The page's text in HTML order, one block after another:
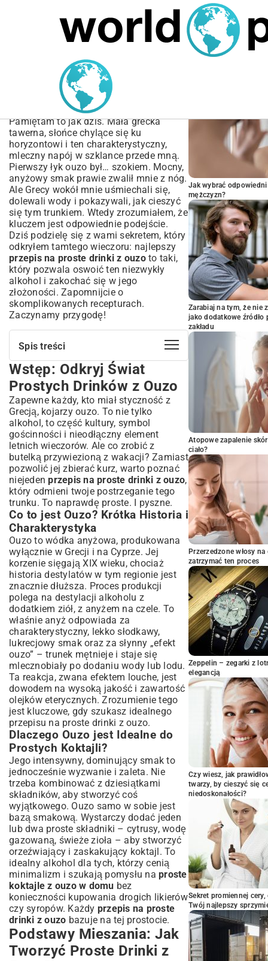
MARIUSZ ŁAMAGA 05.10.2025
Przepis na Proste Drinki z
Ouzo – Szybkie Koktajle w
Pamiętam to jak dziś. Mała grecka
tawerna, słońce chylące się ku
horyzontowi i ten charakterystyczny,
mleczny napój w szklance przede mną.
Pierwszy łyk ouzo był… szokiem. Mocny,
anyżowy smak prawie zwalił mnie z nóg.
Ale Grecy wokół mnie uśmiechali się,
dolewali wody i pokazywali, jak cieszyć
się tym trunkiem. Wtedy zrozumiałem, że
kluczem jest odpowiednie podejście.
Dziś podzielę się z wami sekretem, który
odkryłem tamtego wieczoru: najlepszy
przepis na proste drinki z ouzoto taki,
który pozwala oswoić ten niezwykły
alkohol i zakochać się w jego
złożoności. Zapomnijcie o
skomplikowanych recepturach.
Zaczynamy przygodę!
Spis treści
Wstęp: Odkryj Świat Prostych Drinków z
Ouzo
Co to jest Ouzo? Krótka Historia i
Charakterystyka
Dlaczego Ouzo jest Idealne do Prostych
Koktajli?
Podstawy Mieszania: Jak Tworzyć
Proste Drinki z Ouzo?
Składniki, Które Zawsze Masz pod Ręką
Proporcje dla Początkujących: Idealny
Balans Smaku
Przepis na Klasyczne Ouzo z Wodą i Lodem
Ulubione Przepisy na Szybkie Drinki z
Ouzo
Orzeźwiający Ouzo Lemonade
Ouzo & Tonic: Prosty Koktajl z Bąbelkami
Grecki Zachód Słońca: Ouzo z Sokiem
Pomarańczowym
Eksperymentuj z Owocami: Ouzo z Sokami
Egzotycznymi
Sekrety Smaku: Jak Udoskonalić Proste
Drinki z Ouzo?
Wybór Odpowiedniego Ouzo: Różnice
Między Markami
Znaczenie Lodu i Szklanek
Dekoracje i Dodatki: Od Cytrusów po Oliwy
Jak Złagodzić Smak Ouzo? Porady dla
Wrażliwych Podniebień
Kiedy i Jak Serwować Drinki z Ouzo?
Idealne Okazje: Od Posiłku po Wieczorne
Spotkania
Połączenia Kulinarne: Co Pasuje do
Drinków z Ouzo?
Przygotowanie Imprezy: Szybkie Drinki dla
Gości
Podsumowanie: Twoja Przygoda z Ouzo
Dopiero Się Zaczyna!
Wstęp: Odkryj Świat
Prostych Drinków z Ouzo
Zapewne każdy, kto miał styczność z
Grecją, kojarzy ouzo. To nie tylko
alkohol, to część kultury, symbol
gościnności i nieodłączny element
letnich wieczorów. Ale co zrobić z
butelką przywiezioną z wakacji? Zamiast
pozwolić jej zbierać kurz, warto poznać
niejedenprzepis na proste drinki z ouzo,
który odmieni twoje postrzeganie tego
trunku. To naprawdę proste. I pyszne.
Co to jest Ouzo? Krótka Historia i
Charakterystyka
Ouzo to wódka anyżowa, produkowana
wyłącznie w Grecji i na Cyprze. Jej
korzenie sięgają XIX wieku, chociaż
historia destylatów w tym regionie jest
znacznie dłuższa. Proces produkcji
polega na destylacji alkoholu z
dodatkiem ziół, z anyżem na czele. To
właśnie anyż odpowiada za
charakterystyczny, lekko słodkawy,
lukrecjowy smak oraz za słynny „efekt
ouzo” – trunek mętnieje i staje się
mlecznobiały po dodaniu wody lub lodu.
Ta reakcja, zwana efektem louche, jest
dowodem na wysoką jakość i zawartość
olejków eterycznych. Zrozumienie tego
jest kluczowe, gdy szukasz idealnego
przepisu na proste drinki z ouzo.
Dlaczego Ouzo jest Idealne do
Prostych Koktajli?
Jego intensywny, dominujący smak to
jednocześnie wyzwanie i zaleta. Nie
trzeba kombinować z dziesiątkami
składników, aby stworzyć coś
wyjątkowego. Ouzo samo w sobie jest
bazą smakową. Wystarczy dodać jeden
lub dwa proste składniki – cytrusy, wodę
gazowaną, świeże zioła – aby stworzyć
orzeźwiający i zaskakujący koktajl. To
idealny alkohol dla tych, którzy cenią
minimalizm i szukają pomysłu na proste
koktajle z ouzo w domu bez
konieczności kupowania drogich likierów
czy syropów. Każdy przepis na proste
drinki z ouzo bazuje na tej prostocie.
Podstawy Mieszania: Jak
Tworzyć Proste Drinki z
Jak wybrać
mężczyzn?
Zarabiaj na tym, że nie
jako dodatkowe
zakładu
Atopowe zapalenie
ciało?
Przerzedzone włosy
zatrzymać ten proces
Zeppelin – zegarki z
elegancją
Czy wiesz, jak
twarzy, by cieszyć się
niedoskonałości?
Sekret promiennej
Twój najlepszy